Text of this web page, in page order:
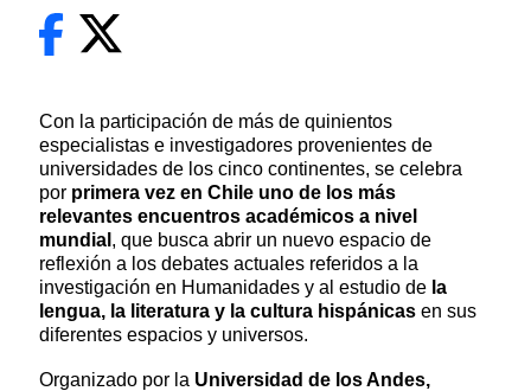
Con la participación de más de quinientos
especialistas e investigadores provenientes de
universidades de los cinco continentes, se celebra
por primera vez en Chile uno de los más
relevantes encuentros académicos a nivel
mundial , que busca abrir un nuevo espacio de
reflexión a los debates actuales referidos a la
investigación en Humanidades y al estudio de la
lengua, la literatura y la cultura hispánicas en sus
diferentes espacios y universos.
Organizado por la Universidad de los Andes,